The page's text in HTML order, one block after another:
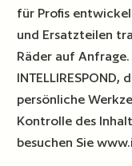
für Profis
und Ersatzteilen
Räder auf Anfrage.
persönliche
Kontrolle des
besuchen Sie